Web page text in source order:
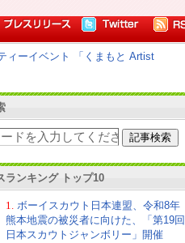
ィーイベント 「くまもと Artist
ランキング トップ10
1.
ボーイスカウト日本連盟、令和8年
熊本地震の被災者に向けた、「第19回
日本スカウトジャンボリー」開催